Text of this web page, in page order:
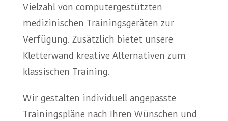
Vielzahl von computergestützten
medizinischen Trainingsgeräten zur
Verfügung. Zusätzlich bietet unsere
Kletterwand kreative Alternativen zum
klassischen Training.
Wir gestalten individuell angepasste
Trainingspläne nach Ihren Wünschen und